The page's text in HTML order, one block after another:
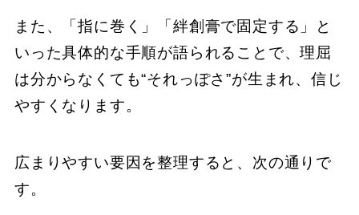
また、「指に巻く」「絆創膏で固定する」と
いった具体的な手順が語られることで、理屈
は分からなくても“それっぽさ”が生まれ、信じ
やすくなります。
広まりやすい要因を整理すると、次の通りで
す。